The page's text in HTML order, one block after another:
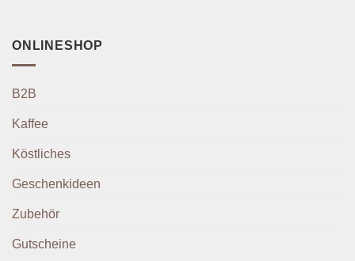
ONLINESHOP
B2B
Kaffee
Köstliches
Geschenkideen
Zubehör
Gutscheine